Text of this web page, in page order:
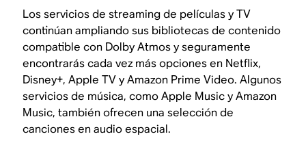
Los servicios de streaming de películas y TV
continúan ampliando sus bibliotecas de contenido
compatible con Dolby Atmos y seguramente
encontrarás cada vez más opciones en Netflix,
Disney+, Apple TV y Amazon Prime Video. Algunos
servicios de música, como Apple Music y Amazon
Music, también ofrecen una selección de
canciones en audio espacial.